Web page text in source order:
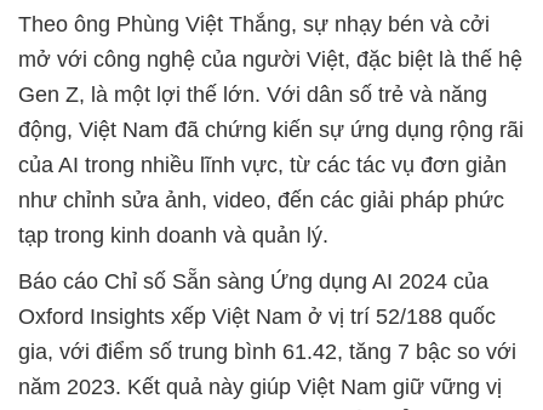
Theo ông Phùng Việt Thắng, sự nhạy bén và cởi
mở với công nghệ của người Việt, đặc biệt là thế hệ
Gen Z, là một lợi thế lớn. Với dân số trẻ và năng
động, Việt Nam đã chứng kiến sự ứng dụng rộng rãi
của AI trong nhiều lĩnh vực, từ các tác vụ đơn giản
như chỉnh sửa ảnh, video, đến các giải pháp phức
tạp trong kinh doanh và quản lý.
Báo cáo Chỉ số Sẵn sàng Ứng dụng AI 2024 của
Oxford Insights xếp Việt Nam ở vị trí 52/188 quốc
gia, với điểm số trung bình 61.42, tăng 7 bậc so với
năm 2023. Kết quả này giúp Việt Nam giữ vững vị